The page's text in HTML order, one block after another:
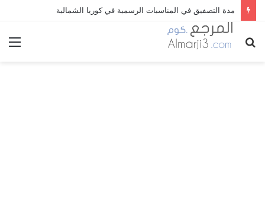
مدة التصفيق في المناسبات الرسمية في كوريا الشمالية
بحث